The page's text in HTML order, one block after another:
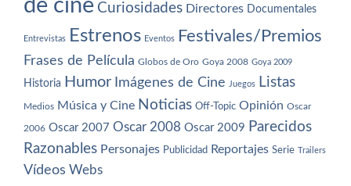
de cine Curiosidades Directores Documentales
Entrevistas Estrenos Eventos Festivales/Premios
Frases de Película Globos de Oro Goya 2008 Goya 2009
Historia Humor Imágenes de Cine Juegos Listas
Medios Música y Cine Noticias Off-Topic Opinión Oscar
2006 Oscar 2007 Oscar 2008 Oscar 2009 Parecidos
Razonables Personajes Publicidad Reportajes Serie Trailers
Vídeos Webs